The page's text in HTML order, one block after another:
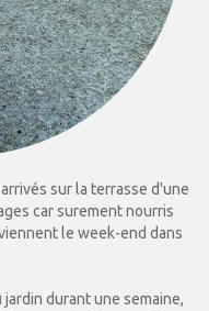
sur la terrasse d'une
car surement nourris
le week-end dans
durant une semaine,